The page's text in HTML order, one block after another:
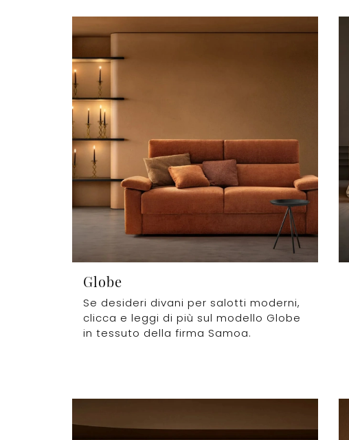
Globe
Se desideri divani per salotti moderni,
clicca e leggi di più sul modello Globe
in tessuto della firma Samoa.